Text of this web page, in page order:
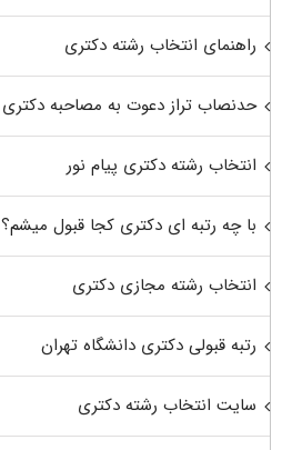
راهنمای انتخاب رشته دکتری
حدنصاب تراز دعوت به مصاحبه دکتری
انتخاب رشته دکتری پیام نور
با چه رتبه ای دکتری کجا قبول میشم؟
انتخاب رشته مجازی دکتری
رتبه قبولی دکتری دانشگاه تهران
سایت انتخاب رشته دکتری